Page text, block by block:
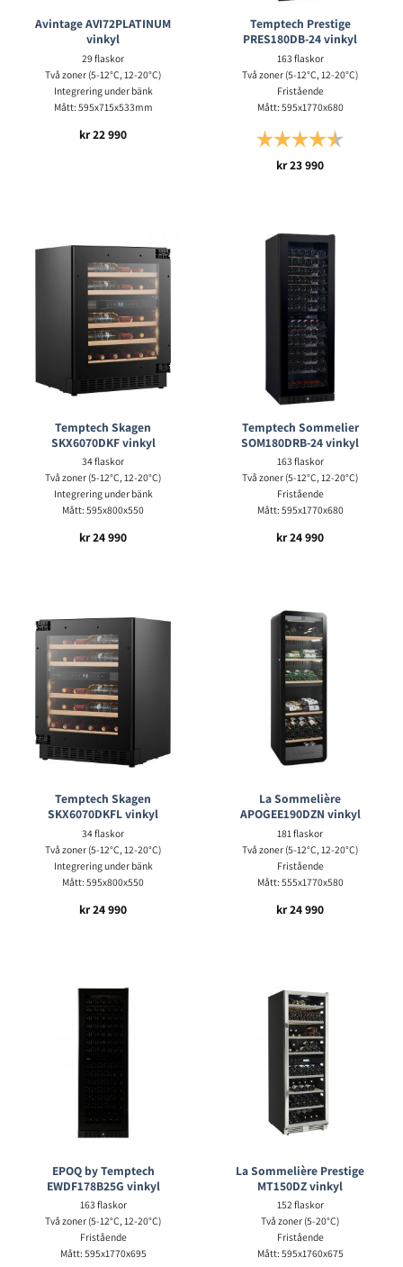
Avintage AVI72PLATINUM
vinkyl
29 flaskor
Två zoner (5-12°C, 12-20°C)
Integrering under bänk
Mått: 595x715x533mm
kr22 990
Temptech Prestige
PRES180DB-24 vinkyl
163 flaskor
Två zoner (5-12°C, 12-20°C)
Fristående
Mått: 595x1770x680
Betyg:
kr23 990
Temptech Skagen
SKX6070DKF vinkyl
34 flaskor
Två zoner (5-12°C, 12-20°C)
Integrering under bänk
Mått: 595x800x550
kr24 990
Temptech Sommelier
SOM180DRB-24 vinkyl
163 flaskor
Två zoner (5-12°C, 12-20°C)
Fristående
Mått: 595x1770x680
kr24 990
Temptech Skagen
SKX6070DKFL vinkyl
34 flaskor
Två zoner (5-12°C, 12-20°C)
Integrering under bänk
Mått: 595x800x550
kr24 990
La Sommelière
APOGEE190DZN vinkyl
181 flaskor
Två zoner (5-12°C, 12-20°C)
Fristående
Mått: 555x1770x580
kr24 990
EPOQ by Temptech
EWDF178B25G vinkyl
163 flaskor
Två zoner (5-12°C, 12-20°C)
Fristående
Mått: 595x1770x695
La Sommelière Prestige
MT150DZ vinkyl
152 flaskor
Två zoner (5-20°C)
Fristående
Mått: 595x1760x675